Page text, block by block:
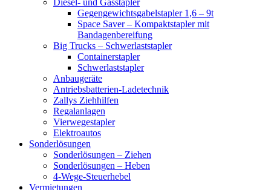
Diesel- und Gasstapler
Gegengewichtsgabelstapler 1,6 – 9t
Space Saver – Kompaktstapler mit
Bandagenbereifung
Big Trucks – Schwerlaststapler
Containerstapler
Schwerlaststapler
Anbaugeräte
Antriebsbatterien-Ladetechnik
Zallys Ziehhilfen
Regalanlagen
Vierwegestapler
Elektroautos
Sonderlösungen
Sonderlösungen – Ziehen
Sonderlösungen – Heben
4-Wege-Steuerhebel
Vermietungen